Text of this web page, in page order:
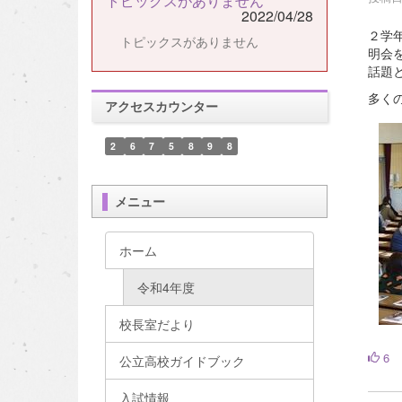
２学
明会
話題
多く
6
2022/04/28
トピックスがありません
アクセスカウンター
2 6 7 5 8 9 8
メニュー
ホーム
令和4年度
校長室だより
公立高校ガイドブック
入試情報